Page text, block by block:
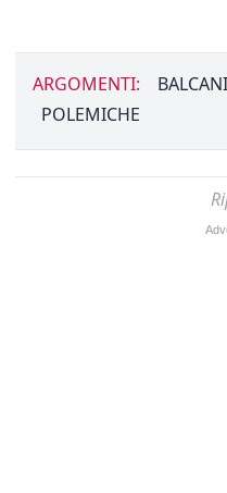
ARGOMENTI: BALCANI
POLEMICHE